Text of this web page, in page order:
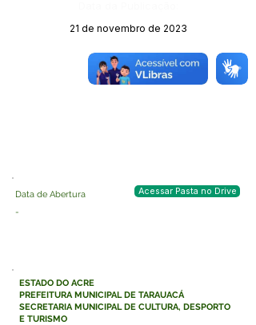
21 de novembro de 2023
Órgão:
Sec. Cultura
Data de Abertura
Acessar Pasta no Drive
-
ESTADO DO ACRE
PREFEITURA MUNICIPAL DE TARAUACÁ
SECRETARIA MUNICIPAL DE CULTURA, DESPORTO
E TURISMO